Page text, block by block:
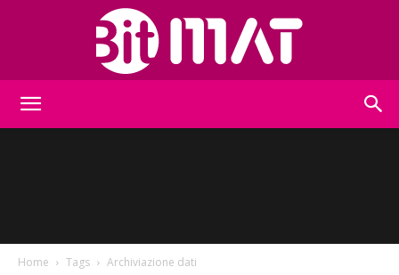
Home Tags Archiviazione dati